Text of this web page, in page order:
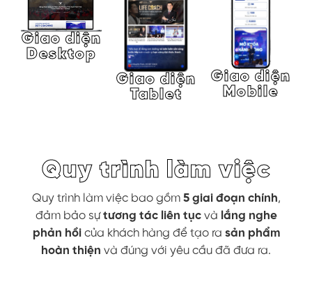
Giao diện
Desktop
Giao diện
Tablet
Giao diện
Mobile
Quy trình làm việc
Quy trình làm việc bao gồm5 giai đoạn chính,
đảm bảo sựtương tác liên tụcvà lắng nghe
phản hồicủa khách hàng để tạo ra sản phẩm
hoàn thiện và đúng với yêu cầu đã đưa ra.